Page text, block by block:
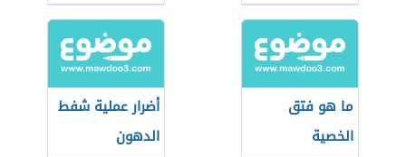
ما هو فتق
الخصية
أضرار عملية شفط
الدهون